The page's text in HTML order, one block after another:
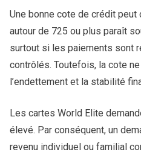
Une bonne cote de crédit peut
autour de 725 ou plus paraît
surtout si les paiements sont
contrôlés. Toutefois, la cote
l’endettement et la stabilité
Les cartes World Elite
élevé. Par conséquent, un
revenu individuel ou familial